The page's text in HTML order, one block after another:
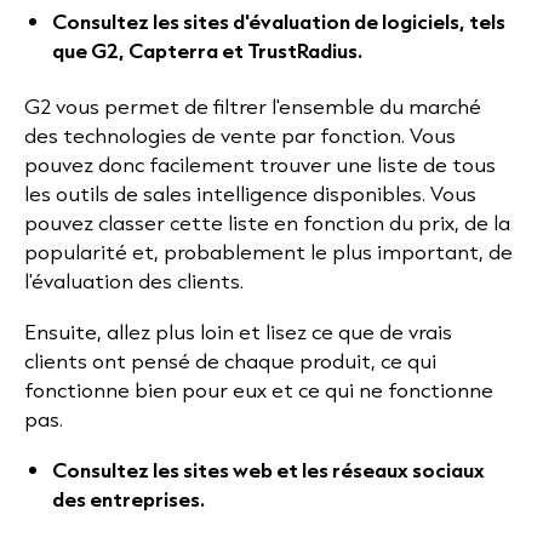
Consultez les sites d'évaluation de logiciels, tels
que G2, Capterra et TrustRadius.
G2 vous permet de filtrer l'ensemble du marché
des technologies de vente par fonction. Vous
pouvez donc facilement trouver une liste de tous
les outils de sales intelligence disponibles. Vous
pouvez classer cette liste en fonction du prix, de la
popularité et, probablement le plus important, de
l'évaluation des clients.
Ensuite, allez plus loin et lisez ce que de vrais
clients ont pensé de chaque produit, ce qui
fonctionne bien pour eux et ce qui ne fonctionne
pas.
Consultez les sites web et les réseaux sociaux
des entreprises.